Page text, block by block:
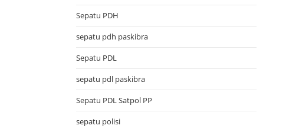
Sepatu PDH
sepatu pdh paskibra
Sepatu PDL
sepatu pdl paskibra
Sepatu PDL Satpol PP
sepatu polisi